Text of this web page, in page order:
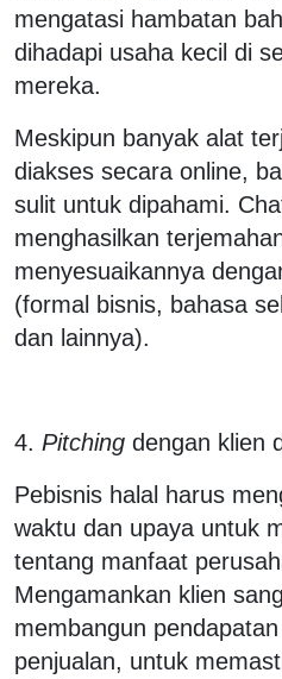
mengatasi hambatan
dihadapi usaha kecil di
mereka.
Meskipun banyak alat
diakses secara online,
sulit untuk dipahami.
menghasilkan
menyesuaikannya
(formal bisnis, bahasa
dan lainnya).
4. Pitching dengan klien
Pebisnis halal harus
waktu dan upaya untuk
tentang manfaat
Mengamankan klien
membangun
penjualan, untuk